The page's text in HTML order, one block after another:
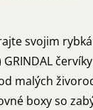
svojim
malých
boxy so